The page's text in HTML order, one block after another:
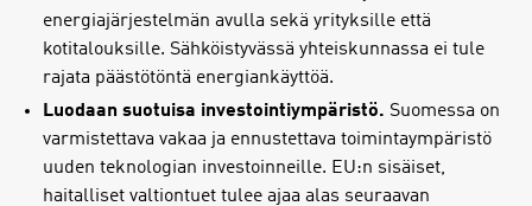
energiajärjestelmän avulla sekä yrityksille että
kotitalouksille. Sähköistyvässä yhteiskunnassa ei tule
rajata päästötöntä energiankäyttöä.
Luodaan suotuisa investointiympäristö. Suomessa on
varmistettava vakaa ja ennustettava toimintaympäristö
uuden teknologian investoinneille. EU:n sisäiset,
haitalliset valtiontuet tulee ajaa alas seuraavan